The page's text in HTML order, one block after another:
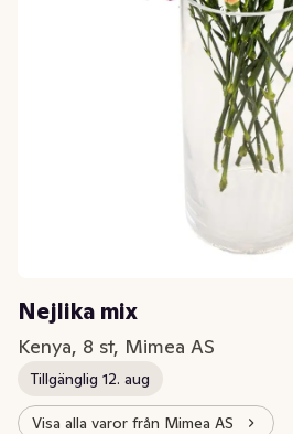
Nejlika mix
Kenya, 8 st, Mimea AS
Tillgänglig 12. aug
Visa alla varor från Mimea AS